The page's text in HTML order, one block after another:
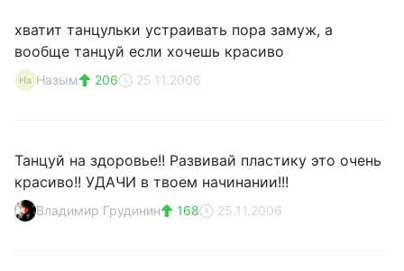
хватит танцульки устраивать пора замуж, а
вообще танцуй если хочешь красиво
На Назым 206 25.11.2006
Танцуй на здоровье!! Развивай пластику это очень
красиво!! УДАЧИ в твоем начинании!!!
Владимир Грудинин 168 25.11.2006